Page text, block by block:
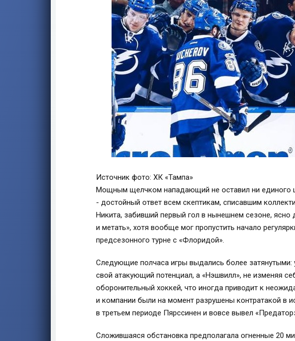
Источник фото: ХК «Тампа»
Мощным щелчком нападающий не оставил ни единого
- достойный ответ всем скептикам, списавшим
Никита, забивший первый гол в нынешнем сезоне, ясно
и метать», хотя вообще мог пропустить начало
предсезонного турне с «Флоридой».
Следующие полчаса игры выдались более затянутыми:
свой атакующий потенциал, а «Нэшвилл», не изменяя
оборонительный хоккей, что иногда приводит к
и компании были на момент разрушены контратакой в
в третьем периоде Пярссинен и вовсе вывел
Сложившаяся обстановка предполагала огненные 20